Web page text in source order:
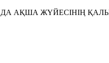
АҚША ЖҮЙЕСIНIҢ